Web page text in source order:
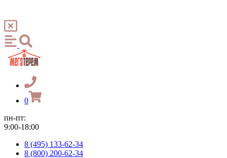
0
пн-пт:
9:00-18:00
8 (495) 133-62-34
8 (800) 200-62-34